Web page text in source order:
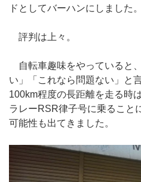
ドとしてバーハンにしました
評判は上々。
自転車趣味をやっていると
い」「これなら問題ない」と
100km程度の長距離を走る時
ラレーRSR律子号に乗ること
可能性も出てきました。